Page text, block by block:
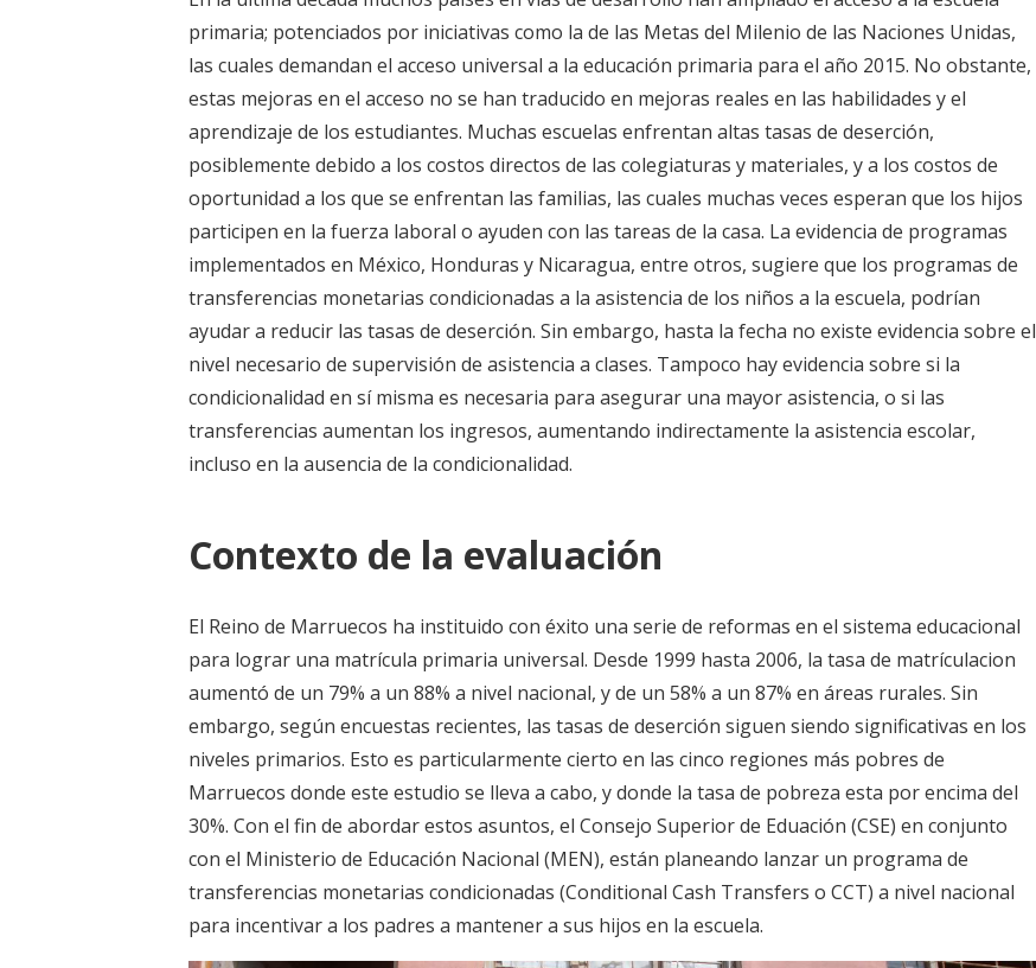
primaria; potenciados por iniciativas como la de las Metas del Milenio de las Naciones Unidas,
las cuales demandan el acceso universal a la educación primaria para el año 2015. No obstante,
estas mejoras en el acceso no se han traducido en mejoras reales en las habilidades y el
aprendizaje de los estudiantes. Muchas escuelas enfrentan altas tasas de deserción,
posiblemente debido a los costos directos de las colegiaturas y materiales, y a los costos de
oportunidad a los que se enfrentan las familias, las cuales muchas veces esperan que los hijos
participen en la fuerza laboral o ayuden con las tareas de la casa. La evidencia de programas
implementados en México, Honduras y Nicaragua, entre otros, sugiere que los programas de
transferencias monetarias condicionadas a la asistencia de los niños a la escuela, podrían
ayudar a reducir las tasas de deserción. Sin embargo, hasta la fecha no existe evidencia sobre el
nivel necesario de supervisión de asistencia a clases. Tampoco hay evidencia sobre si la
condicionalidad en sí misma es necesaria para asegurar una mayor asistencia, o si las
transferencias aumentan los ingresos, aumentando indirectamente la asistencia escolar,
incluso en la ausencia de la condicionalidad.
Contexto de la evaluación
El Reino de Marruecos ha instituido con éxito una serie de reformas en el sistema educacional
para lograr una matrícula primaria universal. Desde 1999 hasta 2006, la tasa de matrículacion
aumentó de un 79% a un 88% a nivel nacional, y de un 58% a un 87% en áreas rurales. Sin
embargo, según encuestas recientes, las tasas de deserción siguen siendo significativas en los
niveles primarios. Esto es particularmente cierto en las cinco regiones más pobres de
Marruecos donde este estudio se lleva a cabo, y donde la tasa de pobreza esta por encima del
30%. Con el fin de abordar estos asuntos, el Consejo Superior de Eduación (CSE) en conjunto
con el Ministerio de Educación Nacional (MEN), están planeando lanzar un programa de
transferencias monetarias condicionadas (Conditional Cash Transfers o CCT) a nivel nacional
para incentivar a los padres a mantener a sus hijos en la escuela.